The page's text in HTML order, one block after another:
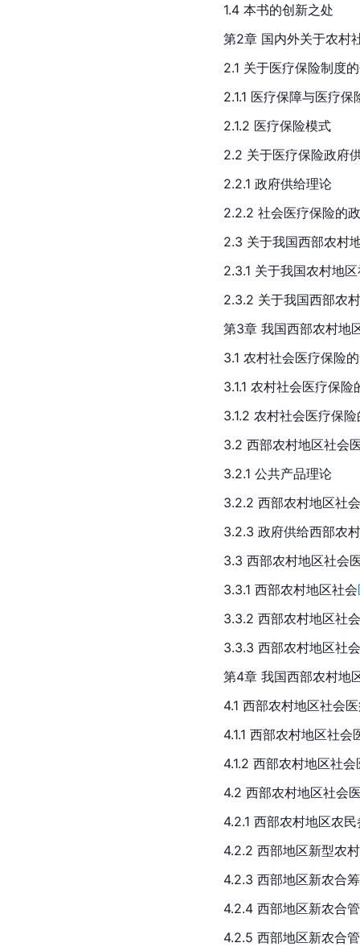
1.4 本书的创新之处
第2章 国内外关于农村
2.1 关于医疗保险制度
2.1.1 医疗保障与医疗保
2.1.2 医疗保险模式
2.2 关于医疗保险政府
2.2.1 政府供给理论
2.2.2 社会医疗保险的
2.3 关于我国西部农村
2.3.1 关于我国农村地
2.3.2 关于我国西部农
第3章 我国西部农村地
3.1 农村社会医疗保险
3.1.1 农村社会医疗保险
3.1.2 农村社会医疗保
3.2 西部农村地区社会
3.2.1 公共产品理论
3.2.2 西部农村地区社
3.2.3 政府供给西部农
3.3 西部农村地区社会
3.3.1 西部农村地区社会
3.3.2 西部农村地区社
3.3.3 西部农村地区社
第4章 我国西部农村地
4.1 西部农村地区社会
4.1.1 西部农村地区社
4.1.2 西部农村地区社
4.2 西部农村地区社会
4.2.1 西部农村地区农
4.2.2 西部地区新型农
4.2.3 西部地区新农合
4.2.4 西部地区新农合
4.2.5 西部地区新农合